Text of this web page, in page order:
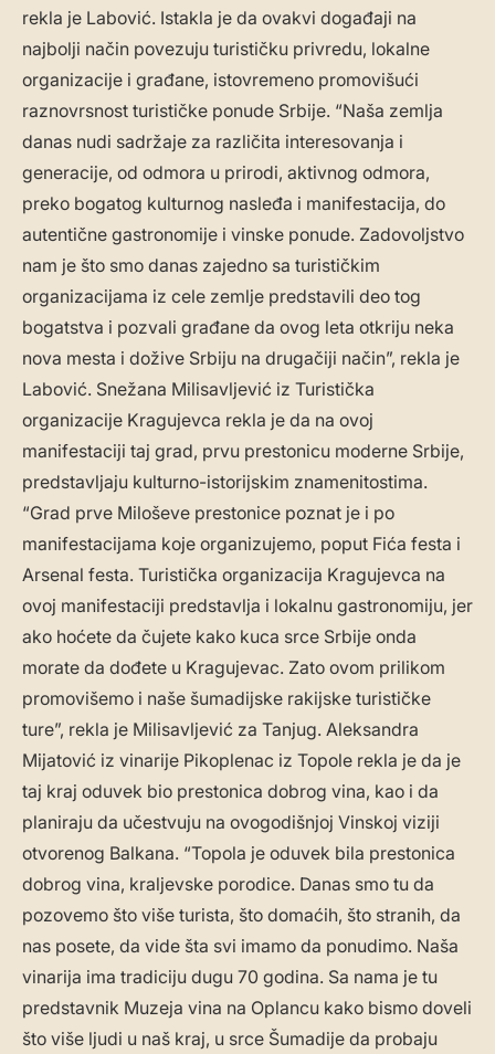
rekla je Labović. Istakla je da ovakvi događaji na
najbolji način povezuju turističku privredu, lokalne
organizacije i građane, istovremeno promovišući
raznovrsnost turističke ponude Srbije. “Naša zemlja
danas nudi sadržaje za različita interesovanja i
generacije, od odmora u prirodi, aktivnog odmora,
preko bogatog kulturnog nasleđa i manifestacija, do
autentične gastronomije i vinske ponude. Zadovoljstvo
nam je što smo danas zajedno sa turističkim
organizacijama iz cele zemlje predstavili deo tog
bogatstva i pozvali građane da ovog leta otkriju neka
nova mesta i dožive Srbiju na drugačiji način”, rekla je
Labović. Snežana Milisavljević iz Turistička
organizacije Kragujevca rekla je da na ovoj
manifestaciji taj grad, prvu prestonicu moderne Srbije,
predstavljaju kulturno-istorijskim znamenitostima.
“Grad prve Miloševe prestonice poznat je i po
manifestacijama koje organizujemo, poput Fića festa i
Arsenal festa. Turistička organizacija Kragujevca na
ovoj manifestaciji predstavlja i lokalnu gastronomiju, jer
ako hoćete da čujete kako kuca srce Srbije onda
morate da dođete u Kragujevac. Zato ovom prilikom
promovišemo i naše šumadijske rakijske turističke
ture”, rekla je Milisavljević za Tanjug. Aleksandra
Mijatović iz vinarije Pikoplenac iz Topole rekla je da je
taj kraj oduvek bio prestonica dobrog vina, kao i da
planiraju da učestvuju na ovogodišnjoj Vinskoj viziji
otvorenog Balkana. “Topola je oduvek bila prestonica
dobrog vina, kraljevske porodice. Danas smo tu da
pozovemo što više turista, što domaćih, što stranih, da
nas posete, da vide šta svi imamo da ponudimo. Naša
vinarija ima tradiciju dugu 70 godina. Sa nama je tu
predstavnik Muzeja vina na Oplancu kako bismo doveli
što više ljudi u naš kraj, u srce Šumadije da probaju